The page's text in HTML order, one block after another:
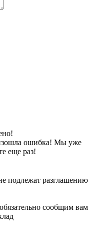
ошибка! Мы уже
еще раз!
подлежат разглашению
сообщим вам